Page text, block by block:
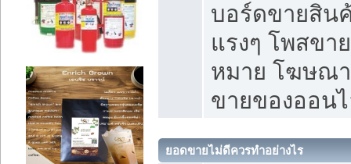
บอร์ดขายสิน
แรงๆ โพสขา
หมาย โฆษณ
ขายของออน
ยอดขายไม่ดีควรทำอย่างไร